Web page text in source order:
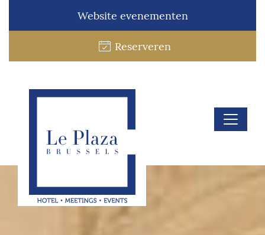
Website evenementen
Reserveren